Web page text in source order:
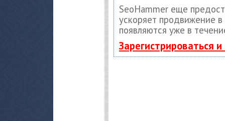
SeoHammer еще
ускоряет продвижение в
появляются уже в
Зарегистрироваться